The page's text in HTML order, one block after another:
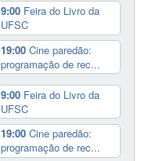
9:00 Feira do Livro da
UFSC
19:00Cine paredão:
programação de rec...
9:00 Feira do Livro da
UFSC
19:00Cine paredão:
programação de rec...